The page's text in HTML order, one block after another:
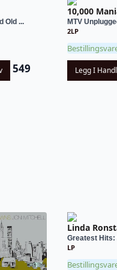
Old ...
549
10,000
MTV
2LP
Legg I
Linda
Greatest Hits:
LP